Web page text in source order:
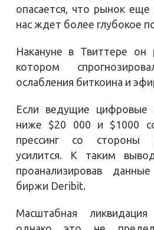
опасается, что рынок
нас ждет более глубокое
Накануне в Твиттере он
котором
ослабления биткоина и
Если ведущие цифровые
ниже $20 000 и $1000
прессинг со стороны
усилится. К таким
проанализировав
биржи Deribit.
Масштабная